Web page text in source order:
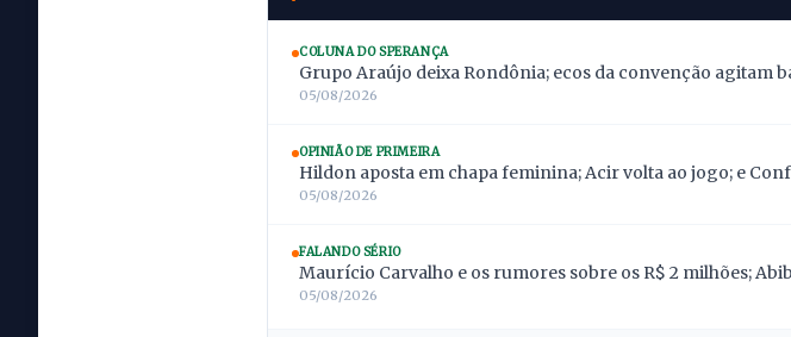
COLUNA DO SPERANÇA
Grupo Araújo deixa Rondônia; ecos da convenção agitam
05/08/2026
OPINIÃO DE PRIMEIRA
Hildon aposta em chapa feminina; Acir volta ao jogo; e
05/08/2026
FALANDO SÉRIO
Maurício Carvalho e os rumores sobre os R$ 2 milhões;
05/08/2026